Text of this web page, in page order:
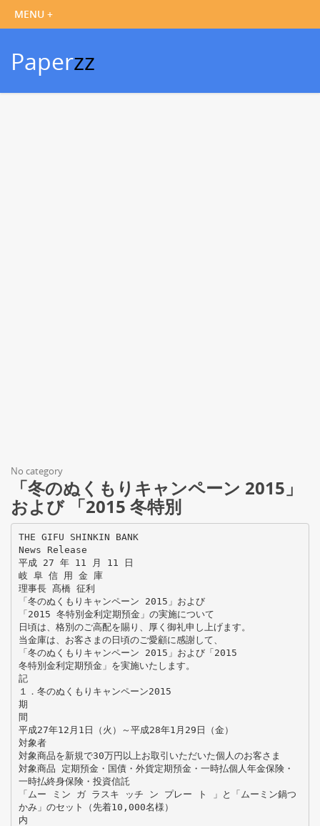
Paperzz
No category
「冬のぬくもりキャンペーン 2015」
および 「2015 冬特別
THE GIFU SHINKIN BANK
News Release
平成 27 年 11 月 11 日
岐 阜 信 用 金 庫
理事長 髙橋 征利
「冬のぬくもりキャンペーン 2015」および
「2015 冬特別金利定期預金」の実施について
日頃は、格別のご高配を賜り、厚く御礼申し上げます。
当金庫は、お客さまの日頃のご愛顧に感謝して、
「冬のぬくもりキャンペーン 2015」および「2015
冬特別金利定期預金」を実施いたします。
記
１．冬のぬくもりキャンペーン2015
期
間
平成27年12月1日（火）～平成28年1月29日（金）
対象者
対象商品を新規で30万円以上お取引いただいた個人のお客さま
対象商品 定期預金・国債・外貨定期預金・一時払個人年金保険・
一時払終身保険・投資信託
「ムー ミン ガ ラスキ ッチ ン プレー ト 」と「ムーミン鍋つ
かみ」のセット（先着10,000名様）
内